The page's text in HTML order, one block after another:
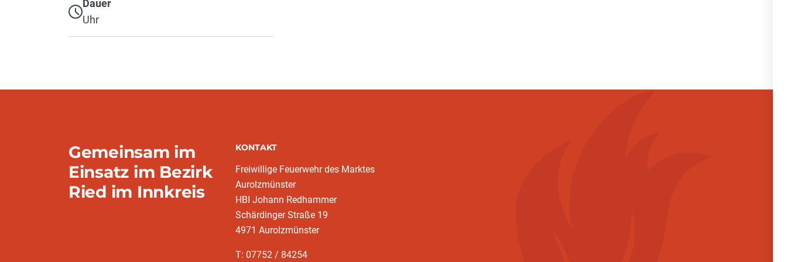
Dauer
Uhr
Gemeinsam im
Einsatz im Bezirk
Ried im Innkreis
KONTAKT
Freiwillige Feuerwehr des Marktes
Aurolzmünster
HBI Johann Redhammer
Schärdinger Straße 19
4971 Aurolzmünster
T: 07752 / 84254